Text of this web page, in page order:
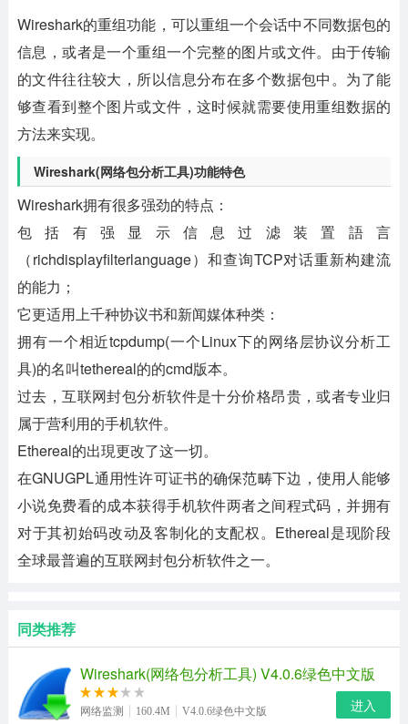
Wireshark的重组功能，可以重组一个会话中不同数据包的
信息，或者是一个重组一个完整的图片或文件。由于传输
的文件往往较大，所以信息分布在多个数据包中。为了能
够查看到整个图片或文件，这时候就需要使用重组数据的
方法来实现。
Wireshark(网络包分析工具)功能特色
Wireshark拥有很多强劲的特点：
包括有强显示信息过滤装置語言
（richdisplayfilterlanguage）和查询TCP对话重新构建流
的能力；
它更适用上千种协议书和新闻媒体种类：
拥有一个相近tcpdump(一个Linux下的网络层协议分析工
具)的名叫tethereal的的cmd版本。
过去，互联网封包分析软件是十分价格昂贵，或者专业归
属于营利用的手机软件。
Ethereal的出現更改了这一切。
在GNUGPL通用性许可证书的确保范畴下边，使用人能够
小说免费看的成本获得手机软件两者之间程式码，并拥有
对于其初始码改动及客制化的支配权。Ethereal是现阶段
全球最普遍的互联网封包分析软件之一。
同类推荐
Wireshark(网络包分析工具) V4.0.6绿色中文版
网络监测 160.4M V4.0.6绿色中文版 进入